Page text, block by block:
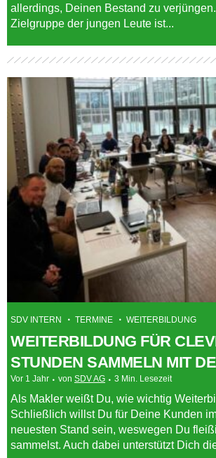
allerdings, Deinen Bestand zu
Zielgruppe der jungen Leute ist...
SDV INTERN TERMINE WEITERBILDUNG
WEITERBILDUNG FÜR
STUNDEN SAMMELN MIT
Vor 1 Jahr von SDV AG 3 Min. Lesezeit
Als Makler weißt Du, wie wichtig
Schließlich willst Du für Deine Kunden
neuesten Stand sein, weswegen Du
sammelst. Auch dabei unterstützt Dich